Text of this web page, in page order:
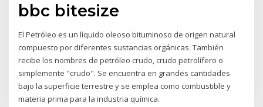
bbc bitesize
El Petróleo es un líquido oleoso bituminoso de origen natural
compuesto por diferentes sustancias orgánicas. También
recibe los nombres de petróleo crudo, crudo petrolífero o
simplemente "crudo". Se encuentra en grandes cantidades
bajo la superficie terrestre y se emplea como combustible y
materia prima para la industria química.